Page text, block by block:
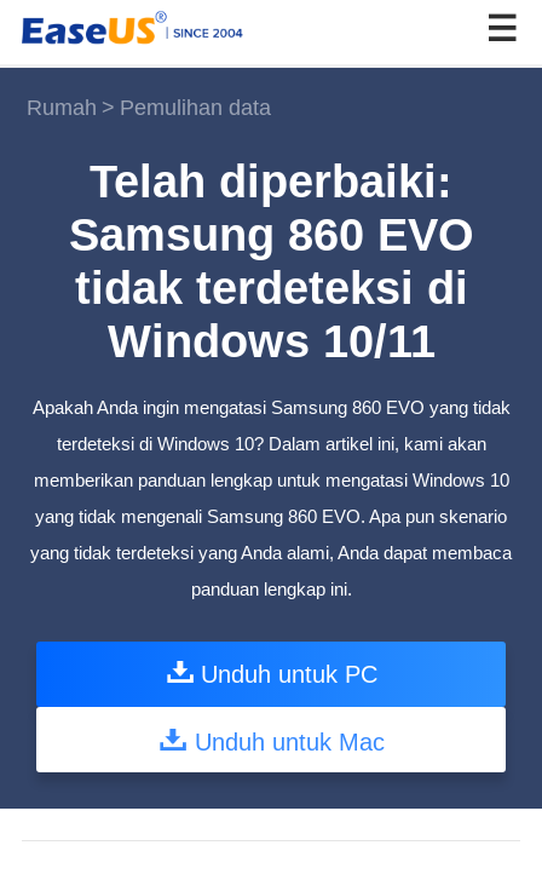
Rumah > Pemulihan data
Telah diperbaiki:
Samsung 860 EVO
tidak terdeteksi di
Windows 10/11
Apakah Anda ingin mengatasi Samsung 860 EVO yang tidak
terdeteksi di Windows 10? Dalam artikel ini, kami akan
memberikan panduan lengkap untuk mengatasi Windows 10
yang tidak mengenali Samsung 860 EVO. Apa pun skenario
yang tidak terdeteksi yang Anda alami, Anda dapat membaca
panduan lengkap ini.
Unduh untuk PC
Unduh untuk Mac